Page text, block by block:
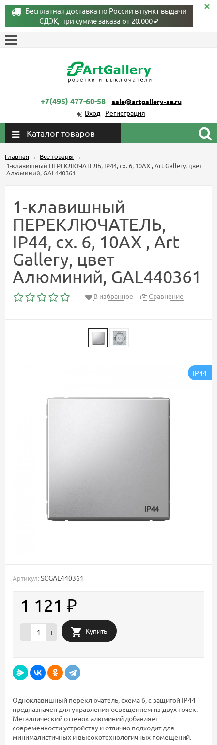
Бесплатная доставка по России в пункт выдачи
СДЭК, при сумме заказа от 20.000 ₽
+7(495) 477-60-58
sale@artgallery-se.ru
Вход
Регистрация
Каталог товаров
Главная → Все товары →
1-клавишный ПЕРЕКЛЮЧАТЕЛЬ, IP44, сх. 6, 10АХ , Art Gallery, цвет
Алюминий, GAL440361
1-клавишный
ПЕРЕКЛЮЧАТЕЛЬ,
IP44, сх. 6, 10АХ , Art
Gallery, цвет
Алюминий, GAL440361
В избранное Сравнение
IP44
Артикул: SCGAL440361
1 121 ₽
- + Купить
Одноклавишный переключатель, схема 6, с защитой IP44
предназначен для управления освещением из двух точек.
Металлический оттенок алюминий добавляет
современности устройству и отлично подходит для
минималистичных и высокотехнологичных помещений.